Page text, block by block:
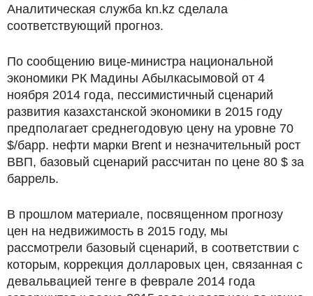
Аналитическая служба kn.kz сделала
соответствующий прогноз.
По сообщению вице-министра национальной
экономики РК Мадины Абылкасымовой от 4
ноября 2014 года, пессимистичный сценарий
развития казахстанской экономики в 2015 году
предполагает среднегодовую цену на уровне 70
$/барр. нефти марки Brent и незначительный рост
ВВП, базовый сценарий рассчитан по цене 80 $ за
баррель.
В прошлом материале, посвященном прогнозу
цен на недвижимость в 2015 году, мы
рассмотрели базовый сценарий, в соответствии с
которым, коррекция долларовых цен, связанная с
девальвацией тенге в феврале 2014 года